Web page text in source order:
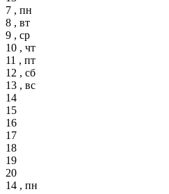
7 , пн
8 , вт
9 , ср
10 , чт
11 , пт
12 , сб
13 , вс
14
15
16
17
18
19
20
14 , пн